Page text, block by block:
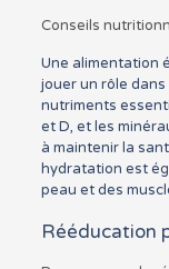
Conseils
Une alimentation
jouer un rôle
nutriments
et D, et les
à maintenir la
hydratation est
peau et des
Rééducation